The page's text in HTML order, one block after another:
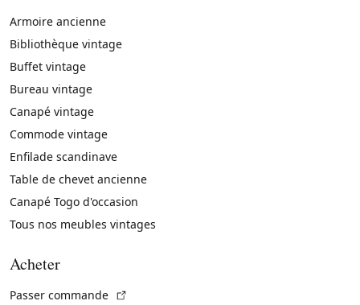
Armoire ancienne
Bibliothèque vintage
Buffet vintage
Bureau vintage
Canapé vintage
Commode vintage
Enfilade scandinave
Table de chevet ancienne
Canapé Togo d'occasion
Tous nos meubles vintages
Acheter
Passer commande